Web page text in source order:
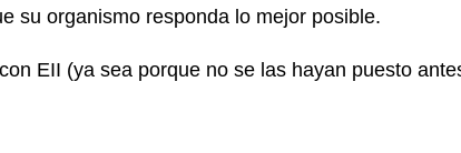
su organismo responda lo mejor posible.
EII (ya sea porque no se las hayan puesto